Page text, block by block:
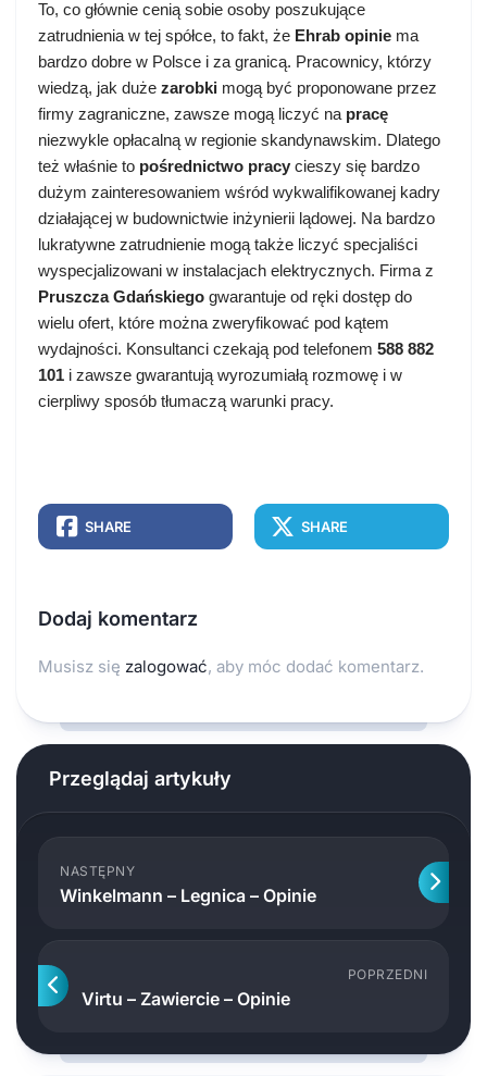
To, co głównie cenią sobie osoby poszukujące
zatrudnienia w tej spółce, to fakt, że Ehrab opinie ma
bardzo dobre w Polsce i za granicą. Pracownicy, którzy
wiedzą, jak duże zarobki mogą być proponowane przez
firmy zagraniczne, zawsze mogą liczyć na
niezwykle opłacalną w regionie skandynawskim. Dlatego
też właśnie to pośrednictwo pracy cieszy się bardzo
dużym zainteresowaniem wśród wykwalifikowanej kadry
działającej w budownictwie inżynierii lądowej. Na bardzo
lukratywne zatrudnienie mogą także liczyć specjaliści
Pruszcza Gdańskiego gwarantuje od ręki dostęp do
wielu ofert, które można zweryfikować pod kątem
wydajności. Konsultanci czekają pod telefonem 588 882
101 i zawsze gwarantują wyrozumiałą rozmowę i w
cierpliwy sposób tłumaczą warunki pracy.
SHARE SHARE
Dodaj komentarz
Musisz się zalogować, aby móc dodać komentarz.
Przeglądaj artykuły
NASTĘPNY
Winkelmann – Legnica – Opinie
POPRZEDNI
Virtu – Zawiercie – Opinie